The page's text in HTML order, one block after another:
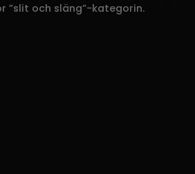
”slit och släng”-kategorin.